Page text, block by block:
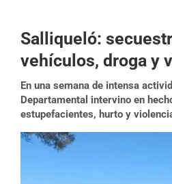
Salliqueló:
vehículos, droga y
En una semana de intensa
Departamental intervino en
estupefacientes, hurto y